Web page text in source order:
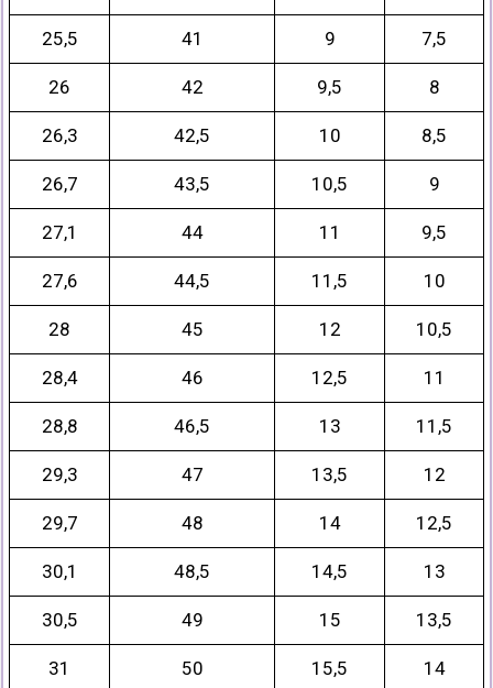
25,5 41 9 7,5
26 42 9,5 8
26,3 42,5 10 8,5
26,7 43,5 10,5 9
27,1 44 11 9,5
27,6 44,5 11,5 10
28 45 12 10,5
28,4 46 12,5 11
28,8 46,5 13 11,5
29,3 47 13,5 12
29,7 48 14 12,5
30,1 48,5 14,5 13
30,5 49 15 13,5
31 50 15,5 14